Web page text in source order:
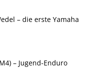
– die erste Yamaha
– Jugend-Enduro